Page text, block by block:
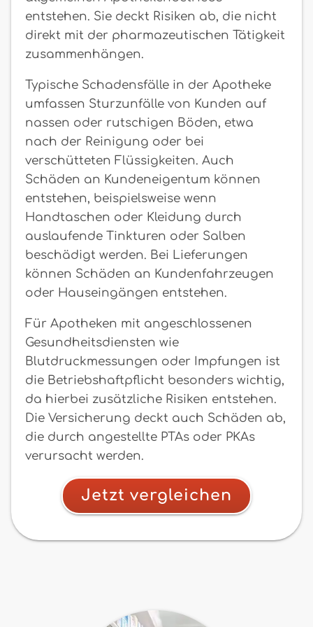
entstehen. Sie deckt Risiken ab, die nicht
direkt mit der pharmazeutischen Tätigkeit
zusammenhängen.
Typische Schadensfälle in der Apotheke
umfassen Sturzunfälle von Kunden auf
nassen oder rutschigen Böden, etwa
nach der Reinigung oder bei
verschütteten Flüssigkeiten. Auch
Schäden an Kundeneigentum können
entstehen, beispielsweise wenn
Handtaschen oder Kleidung durch
auslaufende Tinkturen oder Salben
beschädigt werden. Bei Lieferungen
können Schäden an Kundenfahrzeugen
oder Hauseingängen entstehen.
Für Apotheken mit angeschlossenen
Gesundheitsdiensten wie
Blutdruckmessungen oder Impfungen ist
die Betriebshaftpflicht besonders wichtig,
da hierbei zusätzliche Risiken entstehen.
Die Versicherung deckt auch Schäden ab,
die durch angestellte PTAs oder PKAs
verursacht werden.
Jetzt vergleichen